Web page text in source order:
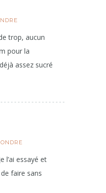
trop, aucun
pour la
assez sucré
l’ai essayé et
faire sans